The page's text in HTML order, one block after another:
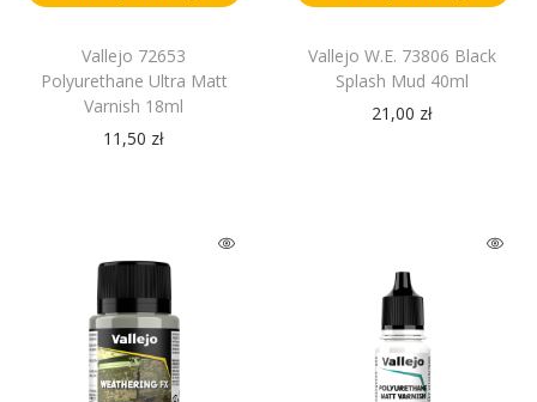
Vallejo 72653
Polyurethane Ultra Matt
Varnish 18ml
11,50 zł
Vallejo W.E. 73806 Black
Splash Mud 40ml
21,00 zł